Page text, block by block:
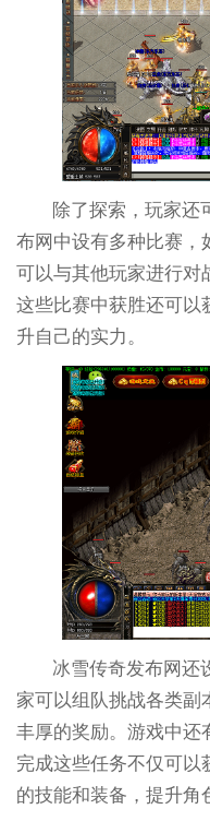
除了探索，玩家还
布网中设有多种比赛，
可以与其他玩家进行对
这些比赛中获胜还可以
升自己的实力。
冰雪传奇发布网还
家可以组队挑战各类副
丰厚的奖励。游戏中还
完成这些任务不仅可以
的技能和装备，提升角